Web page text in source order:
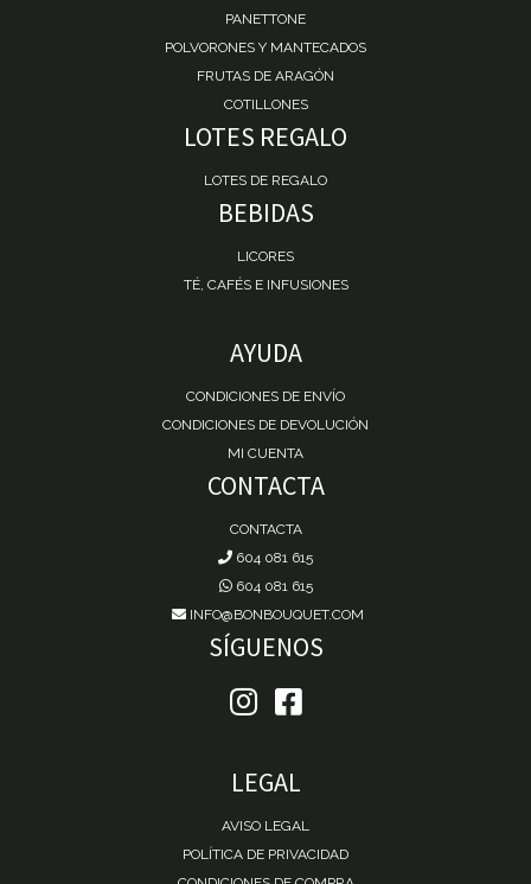
PANETTONE
POLVORONES Y MANTECADOS
FRUTAS DE ARAGÓN
COTILLONES
LOTES REGALO
LOTES DE REGALO
BEBIDAS
LICORES
TÉ, CAFÉS E INFUSIONES
AYUDA
CONDICIONES DE ENVÍO
CONDICIONES DE DEVOLUCIÓN
MI CUENTA
CONTACTA
CONTACTA
604 081 615
604 081 615
INFO@BONBOUQUET.COM
SÍGUENOS
LEGAL
AVISO LEGAL
POLÍTICA DE PRIVACIDAD